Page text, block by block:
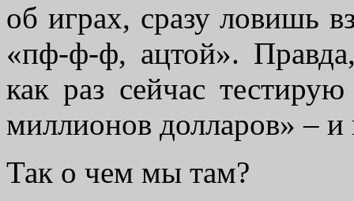
об играх, сразу ловишь
«пф-ф-ф, ацтой».
как раз сейчас
миллионов долларов» – и
Так о чем мы там?